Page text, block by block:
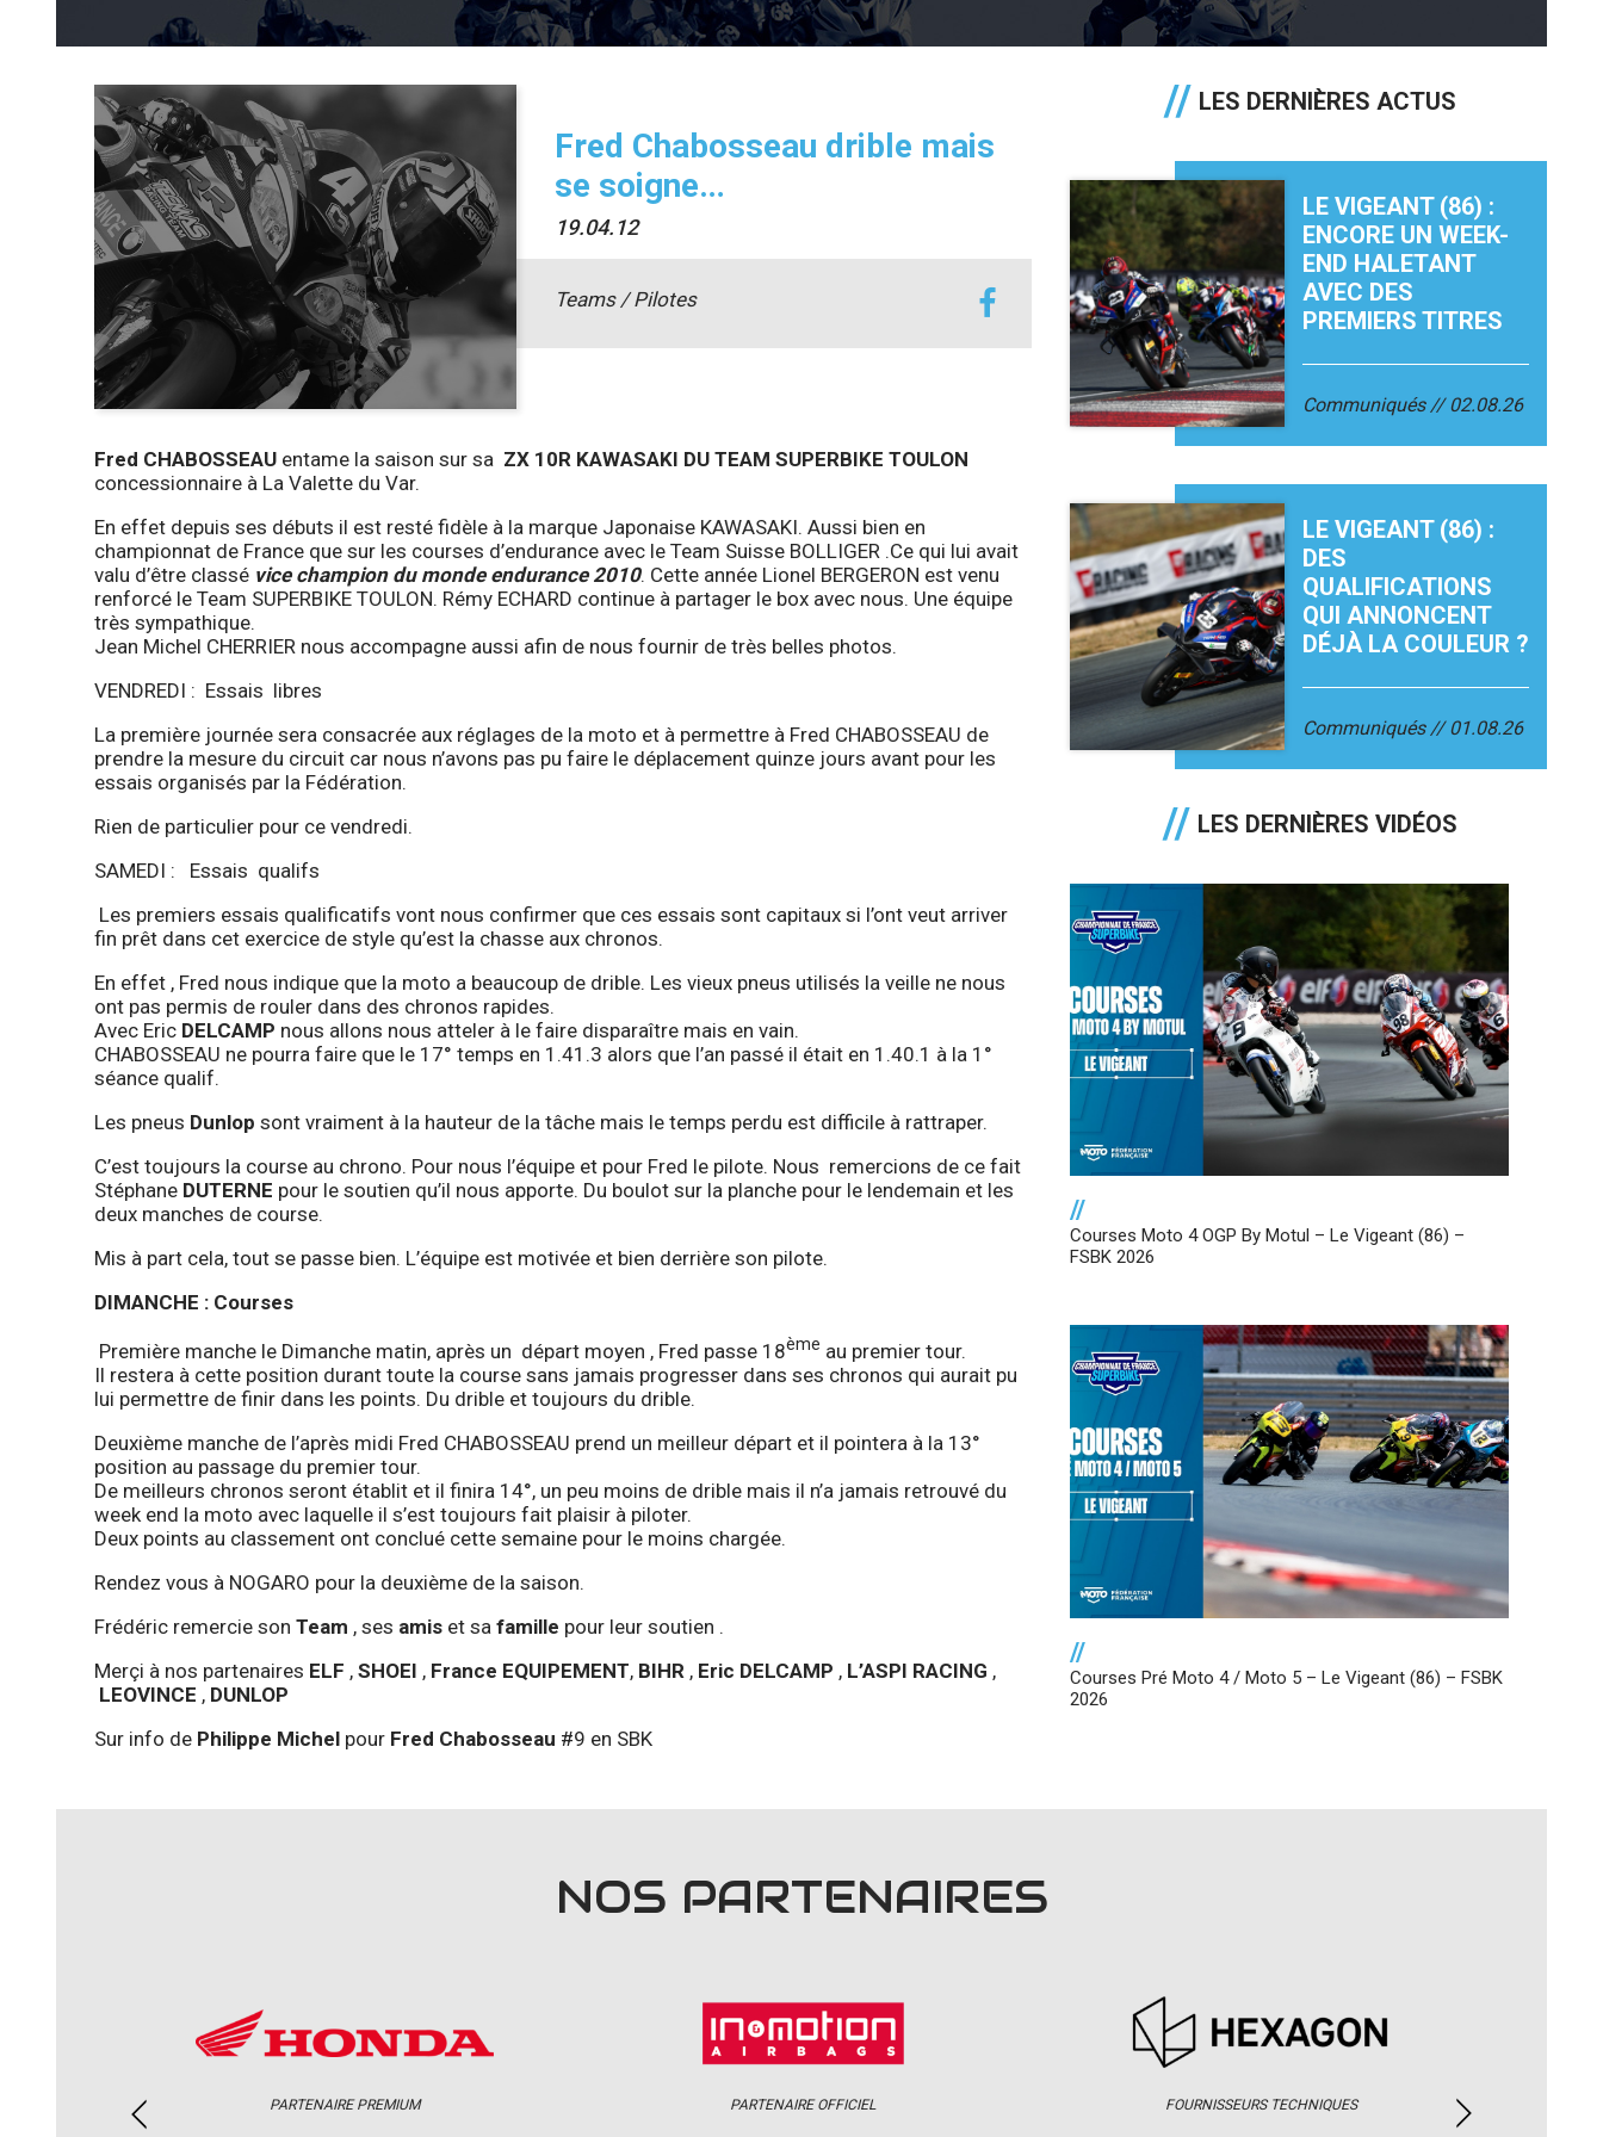
Fred Chabosseau drible mais
se soigne…
19.04.12
Teams / Pilotes
Fred CHABOSSEAU entame la saison sur sa ZX 10R KAWASAKI DU TEAM SUPERBIKE TOULON
concessionnaire à La Valette du Var.
En effet depuis ses débuts il est resté fidèle à la marque Japonaise KAWASAKI. Aussi bien en
championnat de France que sur les courses d’endurance avec le Team Suisse BOLLIGER .Ce qui lui avait
valu d’être classé vice champion du monde endurance 2010. Cette année Lionel BERGERON est venu
renforcé le Team SUPERBIKE TOULON. Rémy ECHARD continue à partager le box avec nous. Une équipe
très sympathique.
Jean Michel CHERRIER nous accompagne aussi afin de nous fournir de très belles photos.
VENDREDI : Essais libres
La première journée sera consacrée aux réglages de la moto et à permettre à Fred CHABOSSEAU de
prendre la mesure du circuit car nous n’avons pas pu faire le déplacement quinze jours avant pour les
essais organisés par la Fédération.
Rien de particulier pour ce vendredi.
SAMEDI : Essais qualifs
Les premiers essais qualificatifs vont nous confirmer que ces essais sont capitaux si l’ont veut arriver
fin prêt dans cet exercice de style qu’est la chasse aux chronos.
En effet , Fred nous indique que la moto a beaucoup de drible. Les vieux pneus utilisés la veille ne nous
ont pas permis de rouler dans des chronos rapides.
Avec Eric DELCAMP nous allons nous atteler à le faire disparaître mais en vain.
CHABOSSEAU ne pourra faire que le 17° temps en 1.41.3 alors que l’an passé il était en 1.40.1 à la 1°
séance qualif.
Les pneus Dunlop sont vraiment à la hauteur de la tâche mais le temps perdu est difficile à rattraper.
C’est toujours la course au chrono. Pour nous l’équipe et pour Fred le pilote. Nous remercions de ce fait
Stéphane DUTERNE pour le soutien qu’il nous apporte. Du boulot sur la planche pour le lendemain et les
deux manches de course.
Mis à part cela, tout se passe bien. L’équipe est motivée et bien derrière son pilote.
DIMANCHE : Courses
Première manche le Dimanche matin, après un départ moyen , Fred passe 18ème au premier tour.
Il restera à cette position durant toute la course sans jamais progresser dans ses chronos qui aurait pu
lui permettre de finir dans les points. Du drible et toujours du drible.
Deuxième manche de l’après midi Fred CHABOSSEAU prend un meilleur départ et il pointera à la 13°
position au passage du premier tour.
De meilleurs chronos seront établit et il finira 14°, un peu moins de drible mais il n’a jamais retrouvé du
week end la moto avec laquelle il s’est toujours fait plaisir à piloter.
Deux points au classement ont conclué cette semaine pour le moins chargée.
Rendez vous à NOGARO pour la deuxième de la saison.
Frédéric remercie son Team , ses amis et sa famille pour leur soutien .
Merçi à nos partenaires ELF , SHOEI , France EQUIPEMENT, BIHR , Eric DELCAMP , L’ASPI RACING ,
LEOVINCE , DUNLOP
Sur info de Philippe Michel pour Fred Chabosseau #9 en SBK
LES DERNIÈRES ACTUS
LE VIGEANT (86) :
ENCORE UN WEEK-
END HALETANT
AVEC DES
PREMIERS TITRES
Communiqués 02.08.26
LE VIGEANT (86) :
DES
QUALIFICATIONS
QUI ANNONCENT
DÉJÀ LA COULEUR ?
Communiqués 01.08.26
LES DERNIÈRES VIDÉOS
//
Courses Moto 4 OGP By Motul – Le Vigeant (86) –
FSBK 2026
//
Courses Pré Moto 4 / Moto 5 – Le Vigeant (86) – FSBK
2026
NOS PARTENAIRES
PARTENAIRE PREMIUM PARTENAIRE OFFICIEL FOURNISSEURS TECHNIQUES